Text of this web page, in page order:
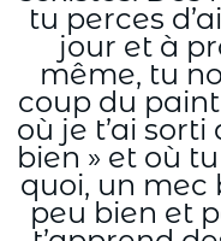
tu perces
jour et à
même, tu
coup du
où je t’ai
bien » et où tu
quoi, un mec
peu bien et